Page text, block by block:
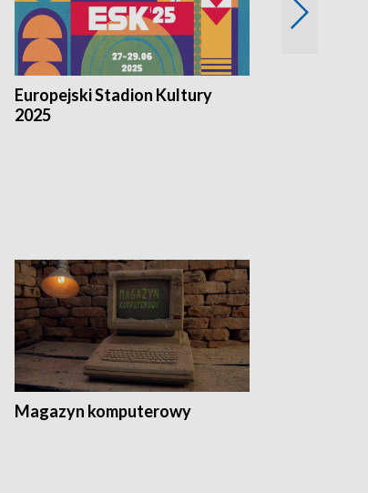
Europejski Stadion Kultury
2025
Magazyn komputerowy